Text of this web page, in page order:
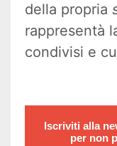
della propria
rappresentà
condivisi e
Iscriviti alla
per non